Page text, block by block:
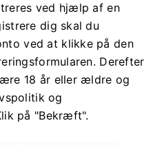
ved hjælp af en
dig skal du
ved at klikke på den
Derefter
18 år eller ældre og
og
på "Bekræft".